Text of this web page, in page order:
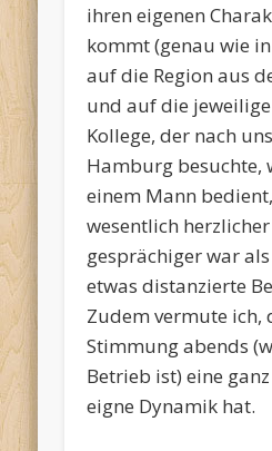
ihren eigenen
kommt (genau wie
auf die Region aus
und auf die jeweilige
Kollege, der nach
Hamburg besuchte,
einem Mann
wesentlich
gesprächiger war
etwas distanzierte
Zudem vermute ich,
Stimmung abends
Betrieb ist) eine
eigne Dynamik hat.